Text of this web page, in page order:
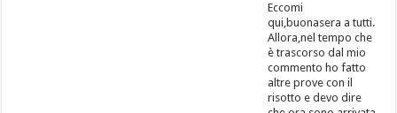
Eccomi
qui,buonasera a tutti.
Allora,nel tempo che
è trascorso dal mio
commento ho fatto
altre prove con il
risotto e devo dire